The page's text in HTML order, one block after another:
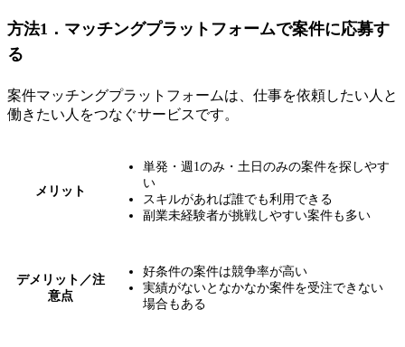
方法1．マッチングプラットフォームで案件に応募す
る
案件マッチングプラットフォームは、仕事を依頼したい人と
働きたい人をつなぐサービスです。
メリット
単発・週1のみ・土日のみの案件を探しやす
い
スキルがあれば誰でも利用できる
副業未経験者が挑戦しやすい案件も多い
デメリット／注
意点
好条件の案件は競争率が高い
実績がないとなかなか案件を受注できない
場合もある